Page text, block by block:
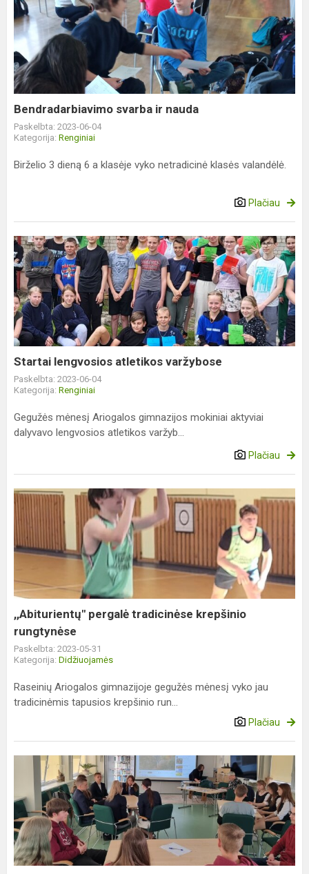
svarba
ir
nauda
Bendradarbiavimo svarba ir nauda
Paskelbta: 2023-06-04
Kategorija: Renginiai
Birželio 3 dieną 6 a klasėje vyko netradicinė klasės valandėlė.
Plačiau
Startai
lengvosios
atletikos
varžybose
Startai lengvosios atletikos varžybose
Paskelbta: 2023-06-04
Kategorija: Renginiai
Gegužės mėnesį Ariogalos gimnazijos mokiniai aktyviai
dalyvavo lengvosios atletikos varžyb...
Plačiau
,,Abiturientų"
pergalė
tradicinėse
krepšinio
rungtynėse
,,Abiturientų" pergalė tradicinėse krepšinio
rungtynėse
Paskelbta: 2023-05-31
Kategorija: Didžiuojamės
Raseinių Ariogalos gimnazijoje gegužės mėnesį vyko jau
tradicinėmis tapusios krepšinio run...
Plačiau
Dorinio
ugdymo
(etika,
tikyba)
konkursas
,,Protų
mūšis“